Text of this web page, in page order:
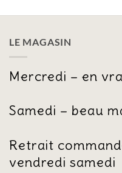
LE MAGASIN
Mercredi – en
Samedi – beau
Retrait
vendredi samedi